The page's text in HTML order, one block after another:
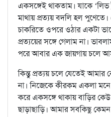
একসঙ্গেই থাকতাম। যাকে
মাথায় প্রত্যয় বদলি হল
চাকরিতে ওপরে ওঠার একটা
প্রত্যয়ের সঙ্গে গেলাম না।
পরে আবার এক জায়গায় চলে
কিন্তু প্রত্যয় চলে যেতেই আমার
না। নিজেকে কীরকম একলা
করে একসঙ্গে থাকায় বাড়ির
ছাড়াছাড়ি। আমার সবকিছু কেমন